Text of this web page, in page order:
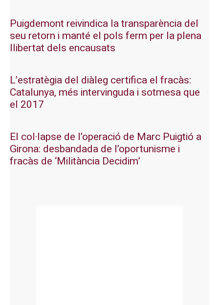
Puigdemont reivindica la transparència del
seu retorn i manté el pols ferm per la plena
llibertat dels encausats
L’estratègia del diàleg certifica el fracàs:
Catalunya, més intervinguda i sotmesa que
el 2017
El col·lapse de l’operació de Marc Puigtió a
Girona: desbandada de l’oportunisme i
fracàs de ‘Militància Decidim’